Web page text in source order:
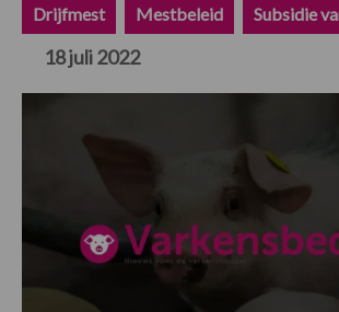
Drijfmest Mestbeleid Subsidie
18 juli 2022